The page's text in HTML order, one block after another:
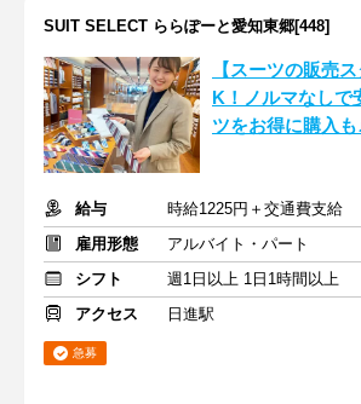
SUIT SELECT ららぽーと愛知東郷[448]
【スーツの販売
K！ノルマなし
ツをお得に購入も
給与
時給1225円＋交通費支給
雇用形態
アルバイト・パート
シフト
週1日以上 1日1時間以上
アクセス
日進駅
急募